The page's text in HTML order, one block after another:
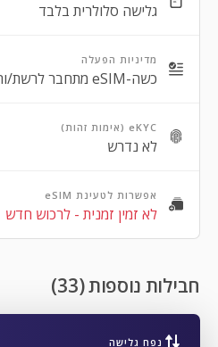
גלישה סלולרית בלבד
מדיניות הפעלה
כשה-eSIM מתחבר לרשת/ות נתמכת/ות.
eKYC (אימות זהות)
לא נדרש
אפשרות לטעינת eSIM
לא זמין זמנית - לרכוש חדש
חבילות נוספות (33)
נפח גלישה